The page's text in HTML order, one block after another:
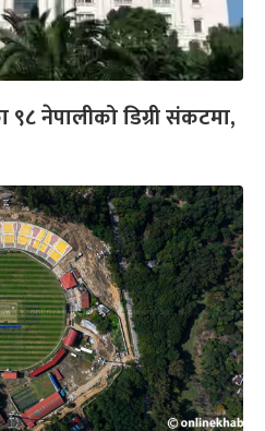
९८ नेपालीको डिग्री संकटमा,